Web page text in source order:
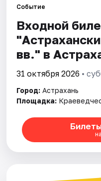
Событие
Входной
вв." в
31 октября 2026 •
Город: Астрахань
Площадка: